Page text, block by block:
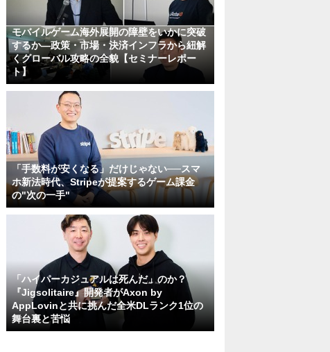
モバイルゲーム海外展開の障壁をいかに突破
するか―政策・市場・決済インフラから紐解
くグローバル攻略の全貌【セミナーレポー
ト】
「手数料が安くなる」だけじゃない──スマ
ホ新法時代、Stripeが提案するゲーム課金
の"次の一手"
「ハイパーカジュアルは死んだ」のか？
『Jigsolitaire』開発者がAxon by
AppLovinと共に挑んだ全米DLランク1位の
舞台裏と苦悩